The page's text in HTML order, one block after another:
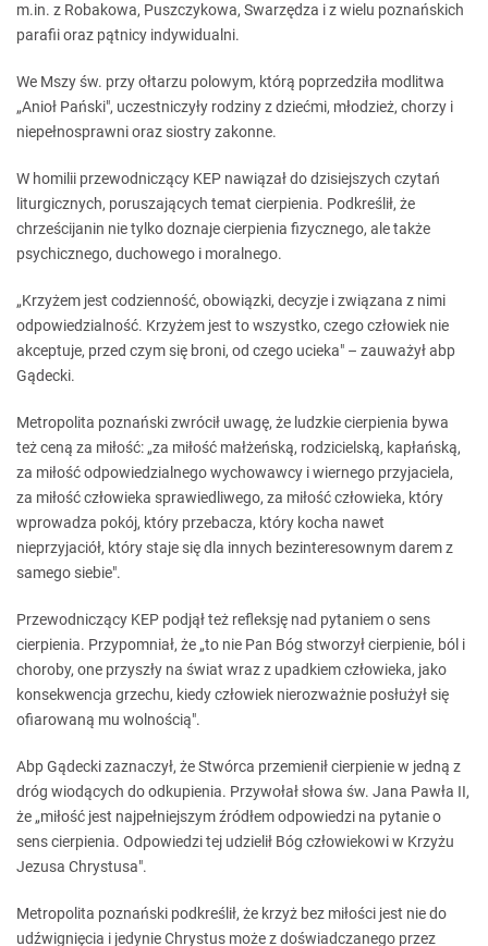
m.in. z Robakowa, Puszczykowa, Swarzędza i z wielu poznańskich
parafii oraz pątnicy indywidualni.
We Mszy św. przy ołtarzu polowym, którą poprzedziła modlitwa
„Anioł Pański", uczestniczyły rodziny z dziećmi, młodzież, chorzy i
niepełnosprawni oraz siostry zakonne.
W homilii przewodniczący KEP nawiązał do dzisiejszych czytań
liturgicznych, poruszających temat cierpienia. Podkreślił, że
chrześcijanin nie tylko doznaje cierpienia fizycznego, ale także
psychicznego, duchowego i moralnego.
„Krzyżem jest codzienność, obowiązki, decyzje i związana z nimi
odpowiedzialność. Krzyżem jest to wszystko, czego człowiek nie
akceptuje, przed czym się broni, od czego ucieka" – zauważył abp
Gądecki.
Metropolita poznański zwrócił uwagę, że ludzkie cierpienia bywa
też ceną za miłość: „za miłość małżeńską, rodzicielską, kapłańską,
za miłość odpowiedzialnego wychowawcy i wiernego przyjaciela,
za miłość człowieka sprawiedliwego, za miłość człowieka, który
wprowadza pokój, który przebacza, który kocha nawet
nieprzyjaciół, który staje się dla innych bezinteresownym darem z
samego siebie".
Przewodniczący KEP podjął też refleksję nad pytaniem o sens
cierpienia. Przypomniał, że „to nie Pan Bóg stworzył cierpienie, ból i
choroby, one przyszły na świat wraz z upadkiem człowieka, jako
konsekwencja grzechu, kiedy człowiek nierozważnie posłużył się
ofiarowaną mu wolnością".
Abp Gądecki zaznaczył, że Stwórca przemienił cierpienie w jedną z
dróg wiodących do odkupienia. Przywołał słowa św. Jana Pawła II,
że „miłość jest najpełniejszym źródłem odpowiedzi na pytanie o
sens cierpienia. Odpowiedzi tej udzielił Bóg człowiekowi w Krzyżu
Jezusa Chrystusa".
Metropolita poznański podkreślił, że krzyż bez miłości jest nie do
udźwignięcia i jedynie Chrystus może z doświadczanego przez